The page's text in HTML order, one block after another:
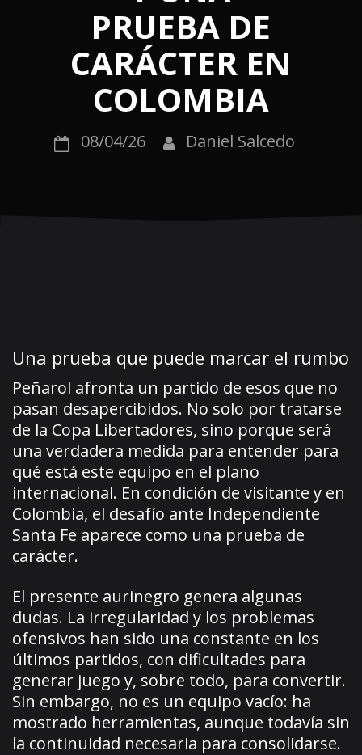
PRUEBA DE
CARÁCTER EN
COLOMBIA
08/04/26 Daniel Salcedo
Una prueba que puede marcar el rumbo
Peñarol afronta un partido de esos que no
pasan desapercibidos. No solo por tratarse
de la Copa Libertadores, sino porque será
una verdadera medida para entender para
qué está este equipo en el plano
internacional. En condición de visitante y en
Colombia, el desafío ante Independiente
Santa Fe aparece como una prueba de
carácter.
El presente aurinegro genera algunas
dudas. La irregularidad y los problemas
ofensivos han sido una constante en los
últimos partidos, con dificultades para
generar juego y, sobre todo, para convertir.
Sin embargo, no es un equipo vacío: ha
mostrado herramientas, aunque todavía sin
la continuidad necesaria para consolidarse.